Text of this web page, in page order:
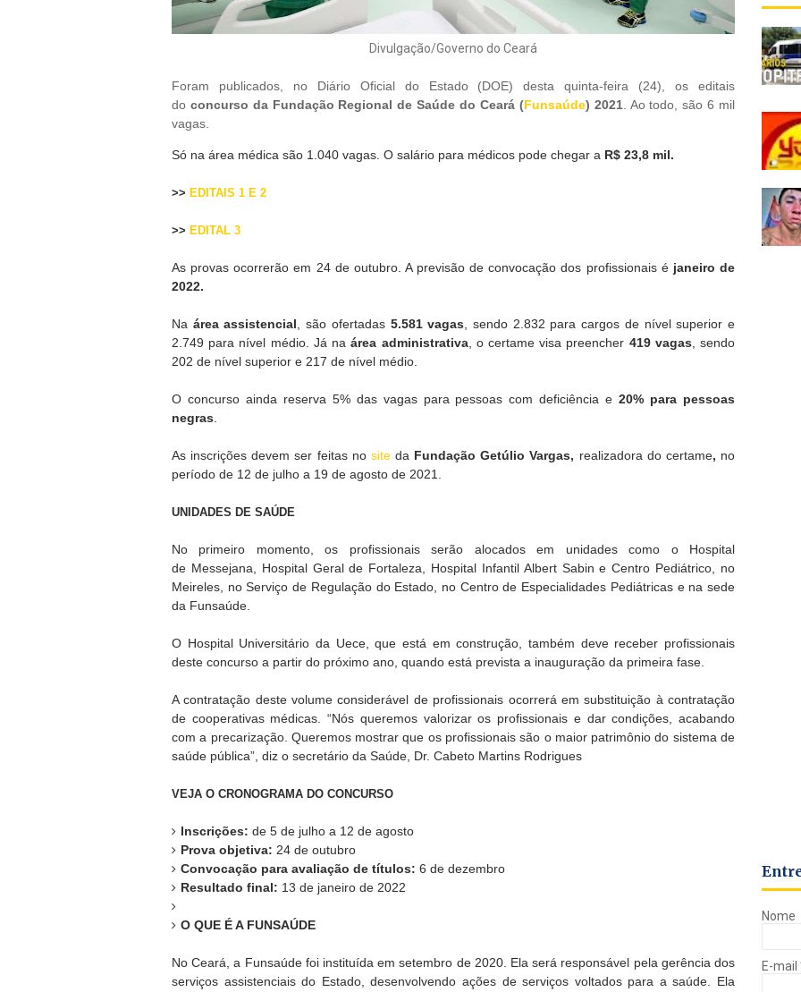
Divulgação/Governo do Ceará
Foram publicados, no Diário Oficial do Estado (DOE) desta quinta-feira (24), os editais
do concurso da Fundação Regional de Saúde do Ceará (Funsaúde) 2021. Ao todo, são 6 mil
vagas.
Só na área médica são 1.040 vagas. O salário para médicos pode chegar a R$ 23,8 mil.
>> EDITAIS 1 E 2
>> EDITAL 3
As provas ocorrerão em 24 de outubro. A previsão de convocação dos profissionais é janeiro de
2022.
Na área assistencial , são ofertadas 5.581 vagas , sendo 2.832 para cargos de nível superior e
2.749 para nível médio. Já naárea administrativa, o certame visa preencher 419 vagas , sendo
202 de nível superior e 217 de nível médio.
O concurso ainda reserva 5% das vagas para pessoas com deficiência e20% para pessoas
negras
As inscrições devem ser feitas no siteda Fundação Getúlio Vargas, realizadora do certame, no
período de 12 de julho a 19 de agosto de 2021.
UNIDADES DE SAÚDE
No primeiro momento, os profissionais serão alocados em unidades como o Hospital
de Messejana, Hospital Geral de Fortaleza, Hospital Infantil Albert Sabin e Centro Pediátrico, no
Meireles, no Serviço de Regulação do Estado, no Centro de Especialidades Pediátricas e na sede
da Funsaúde.
O Hospital Universitário da Uece, que está em construção, também deve receber profissionais
deste concurso a partir do próximo ano, quando está prevista a inauguração da primeira fase.
A contratação deste volume considerável de profissionais ocorrerá em substituição à contratação
de cooperativas médicas. “Nós queremos valorizar os profissionais e dar condições, acabando
com a precarização. Queremos mostrar que os profissionais são o maior patrimônio do sistema de
saúde pública”, diz o secretário da Saúde, Dr. Cabeto Martins Rodrigues
VEJA O CRONOGRAMA DO CONCURSO
Inscrições: de 5 de julho a 12 de agosto
Prova objetiva: 24 de outubro
Convocação para avaliação de títulos: 6 de dezembro
Resultado final: 13 de janeiro de 2022
O QUE É A FUNSAÚDE
No Ceará, a Funsaúde foi instituída em setembro de 2020. Ela será responsável pela gerência dos
serviços assistenciais do Estado, desenvolvendo ações de serviços voltados para a saúde. Ela
Nome
E-mail